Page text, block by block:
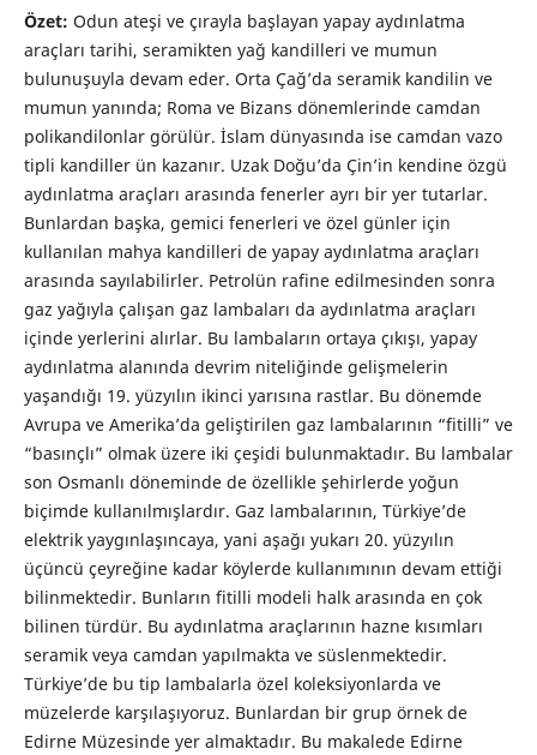
Özet: Odun ateşi ve çırayla başlayan yapay aydınlatma
araçları tarihi, seramikten yağ kandilleri ve mumun
bulunuşuyla devam eder. Orta Çağ’da seramik kandilin ve
mumun yanında; Roma ve Bizans dönemlerinde camdan
polikandilonlar görülür. İslam dünyasında ise camdan vazo
tipli kandiller ün kazanır. Uzak Doğu’da Çin’in kendine özgü
aydınlatma araçları arasında fenerler ayrı bir yer tutarlar.
Bunlardan başka, gemici fenerleri ve özel günler için
kullanılan mahya kandilleri de yapay aydınlatma araçları
arasında sayılabilirler. Petrolün rafine edilmesinden sonra
gaz yağıyla çalışan gaz lambaları da aydınlatma araçları
içinde yerlerini alırlar. Bu lambaların ortaya çıkışı, yapay
aydınlatma alanında devrim niteliğinde gelişmelerin
yaşandığı 19. yüzyılın ikinci yarısına rastlar. Bu dönemde
Avrupa ve Amerika’da geliştirilen gaz lambalarının “fitilli” ve
“basınçlı” olmak üzere iki çeşidi bulunmaktadır. Bu lambalar
son Osmanlı döneminde de özellikle şehirlerde yoğun
biçimde kullanılmışlardır. Gaz lambalarının, Türkiye’de
elektrik yaygınlaşıncaya, yani aşağı yukarı 20. yüzyılın
üçüncü çeyreğine kadar köylerde kullanımının devam ettiği
bilinmektedir. Bunların fitilli modeli halk arasında en çok
bilinen türdür. Bu aydınlatma araçlarının hazne kısımları
seramik veya camdan yapılmakta ve süslenmektedir.
Türkiye’de bu tip lambalarla özel koleksiyonlarda ve
müzelerde karşılaşıyoruz. Bunlardan bir grup örnek de
Edirne Müzesinde yer almaktadır. Bu makalede Edirne